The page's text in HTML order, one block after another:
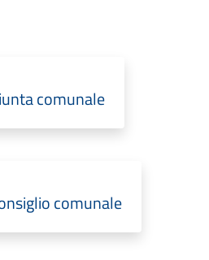
comunale
comunale